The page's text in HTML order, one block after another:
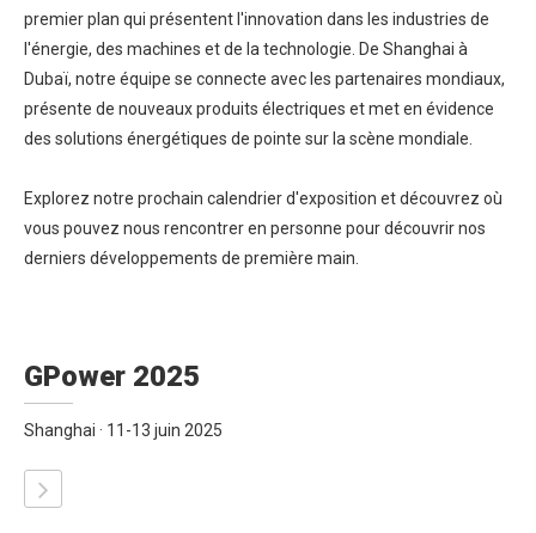
premier plan qui présentent l'innovation dans les industries de
l'énergie, des machines et de la technologie. De Shanghai à
Dubaï, notre équipe se connecte avec les partenaires mondiaux,
présente de nouveaux produits électriques et met en évidence
des solutions énergétiques de pointe sur la scène mondiale.
Explorez notre prochain calendrier d'exposition et découvrez où
vous pouvez nous rencontrer en personne pour découvrir nos
derniers développements de première main.
GPower 2025
Shanghai · 11-13 juin 2025